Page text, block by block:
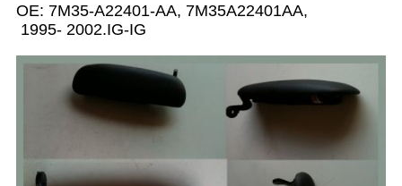
OE: 7M35-A22401-AA, 7M35A22401AA,
1995- 2002.IG-IG